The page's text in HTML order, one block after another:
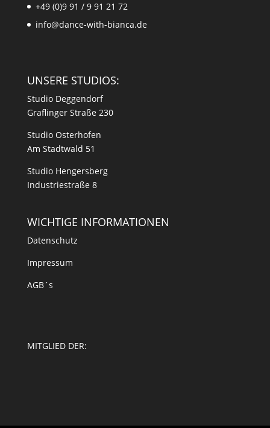
+49 (0)9 91 / 9 91 21 72
info@dance-with-bianca.de
UNSERE STUDIOS:
Studio Deggendorf
Graflinger Straße 230
Studio Osterhofen
Am Stadtwald 51
Studio Hengersberg
Industriestraße 8
WICHTIGE INFORMATIONEN
Datenschutz
Impressum
AGB´s
MITGLIED DER: